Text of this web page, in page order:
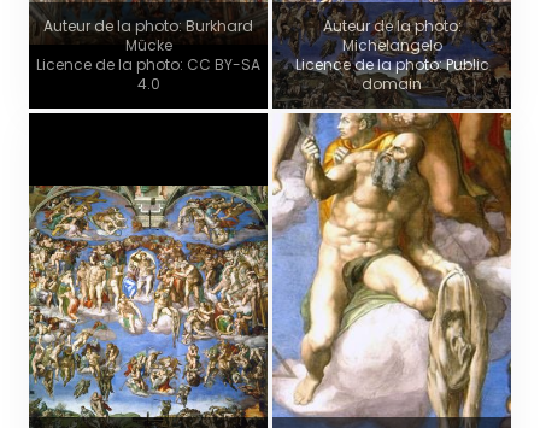
Auteur de la photo: Burkhard
Mücke
Licence de la photo: CC BY-SA
4.0
Auteur de la photo:
Michelangelo
Licence de la photo: Public
domain